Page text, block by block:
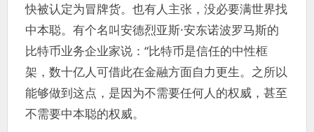
快被认定为冒牌货。也有人主张，没必要满世界找
中本聪。有个名叫安德烈亚斯·安东诺波罗马斯的
比特币业务企业家说：“比特币是信任的中性框
架，数十亿人可借此在金融方面自力更生。之所以
能够做到这点，是因为不需要任何人的权威，甚至
不需要中本聪的权威。